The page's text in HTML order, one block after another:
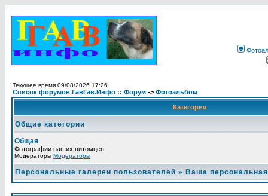
Текущее время 09/08/2026 17:26
Список форумов ГавГав.Инфо :: Форум -> Фотоальбом
Категория
Общие категории
Общая
Фотографии наших питомцев
Модераторы Модераторы
Персональные галереи пользователей » Ваша